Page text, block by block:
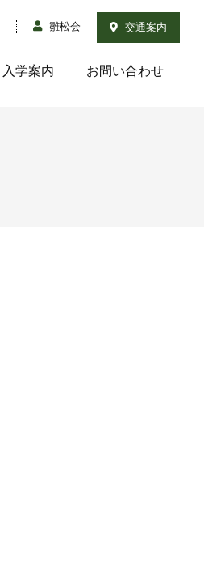
雛松会 交通案内
入学案内 お問い合わせ